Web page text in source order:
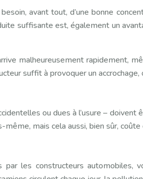
avant tout, d’une bonne
suffisante est, également un
malheureusement rapidement,
suffit à provoquer un accrochage,
ou dues à l’usure –
mais cela aussi, bien sûr,
les constructeurs